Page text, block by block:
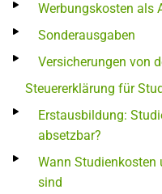
Werbungskosten als
Sonderausgaben
Versicherungen von
Steuererklärung für
Erstausbildung:
absetzbar?
Wann Studienkosten
sind